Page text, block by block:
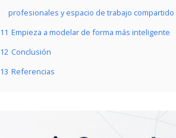
profesionales y espacio de trabajo compartido
11 Empieza a modelar de forma más inteligente
12 Conclusión
13 Referencias